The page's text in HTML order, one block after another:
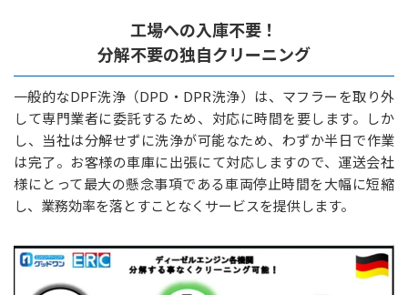
工場への入庫不要！
分解不要の独自クリーニング
一般的なDPF洗浄（DPD・DPR洗浄）は、マフラーを取り外
して専門業者に委託するため、対応に時間を要します。しか
し、当社は分解せずに洗浄が可能なため、わずか半日で作業
は完了。お客様の車庫に出張にて対応しますので、運送会社
様にとって最大の懸念事項である車両停止時間を大幅に短縮
し、業務効率を落とすことなくサービスを提供します。